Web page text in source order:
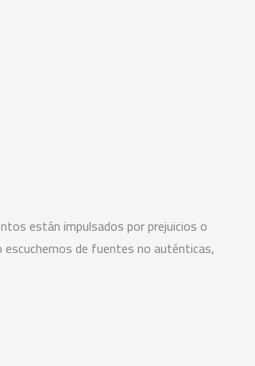
están impulsados por prejuicios o
de fuentes no auténticas,